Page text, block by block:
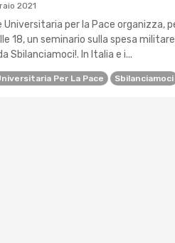
2021
Universitaria per la Pace organizza,
18, un seminario sulla spesa
Sbilanciamoci!. In Italia e i...
Per La Pace Sbilanciamoci